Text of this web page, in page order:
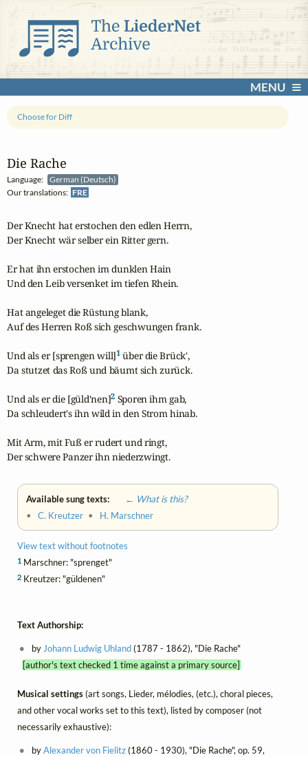
MENU
Die Rache
Language:
German (Deutsch)
Our translations: FRE
Choose for Diff
Der Knecht hat erstochen den edlen Herrn,
Der Knecht wär selber ein Ritter gern.
Er hat ihn erstochen im dunklen Hain
Und den Leib versenket im tiefen Rhein.
Hat angeleget die Rüstung blank,
Auf des Herren Roß sich geschwungen frank.
Und als er [sprengen will]1 über die Brück',
Da stutzet das Roß und bäumt sich zurück.
Und als er die [güld'nen]2 Sporen ihm gab,
Da schleudert's ihn wild in den Strom hinab.
Mit Arm, mit Fuß er rudert und ringt,
Der schwere Panzer ihn niederzwingt.
Available sung texts:
← What is this?
•C. Kreutzer • H. Marschner
View text without footnotes
1 Marschner: "sprenget"
2 Kreutzer: "güldenen"
Text Authorship:
by Johann Ludwig Uhland(1787 - 1862), "Die Rache"
[author's text checked 1 time against a primary source]
Musical settings(art songs, Lieder, mélodies, (etc.), choral pieces,
and other vocal works set to this text), listed by composer (not
necessarily exhaustive):
byAlexander von Fielitz(1860 - 1930), "Die Rache", op. 59,